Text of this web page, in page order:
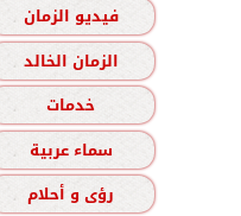
فيديو الزمان
الزمان الخالد
خدمات
سماء عربية
رؤى و أحلام